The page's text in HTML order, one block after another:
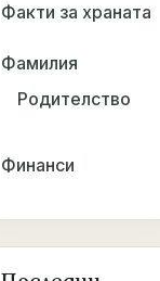
Факти за храната
Фамилия
Родителство
Финанси